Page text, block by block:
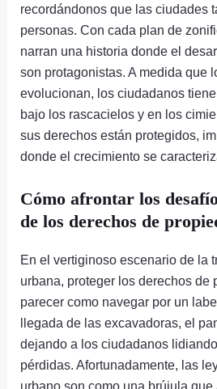
recordándonos que las ciudades
personas. Con cada plan de
narran una historia donde el
son protagonistas. A medida que
evolucionan, los ciudadanos
bajo los rascacielos y en los
sus derechos están protegidos,
donde el crecimiento se
Cómo afrontar los
de los derechos de
En el vertiginoso escenario de la
urbana, proteger los derechos de
parecer como navegar por un
llegada de las excavadoras, el
dejando a los ciudadanos
pérdidas. Afortunadamente, las
urbano son como una brújula